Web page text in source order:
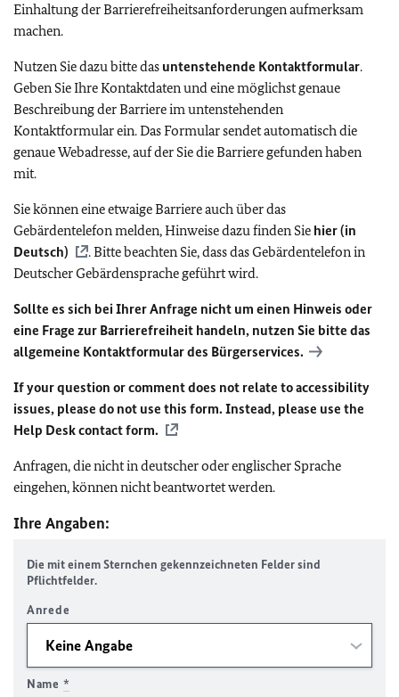
Einhaltung der Barrierefreiheitsanforderungen aufmerksam
machen.
Nutzen Sie dazu bitte das untenstehende Kontaktformular.
Geben Sie Ihre Kontaktdaten und eine möglichst genaue
Beschreibung der Barriere im untenstehenden
Kontaktformular ein. Das Formular sendet automatisch die
genaue Webadresse, auf der Sie die Barriere gefunden haben
mit.
Sie können eine etwaige Barriere auch über das
Gebärdentelefon melden, Hinweise dazu finden Sie hier (in
Deutsch)
. Bitte beachten Sie, dass das Gebärdentelefon in
Deutscher Gebärdensprache geführt wird.
Sollte es sich bei Ihrer Anfrage nicht um einen Hinweis oder
eine Frage zur Barrierefreiheit handeln, nutzen Sie bitte das
allgemeine Kontaktformular des Bürgerservices.
If your question or comment does not relate to accessibility
issues, please do not use this form. Instead, please use the
Help Desk contact form.
Anfragen, die nicht in deutscher oder englischer Sprache
eingehen, können nicht beantwortet werden.
Ihre Angaben:
Die mit einem Sternchen gekennzeichneten Felder sind
Pflichtfelder.
Anrede
Name *